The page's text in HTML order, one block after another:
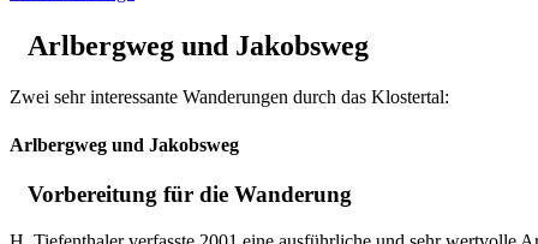
Arlbergweg und Jakobsweg
Zwei sehr interessante Wanderungen durch das Klostertal:
Arlbergweg und Jakobsweg
Vorbereitung für die Wanderung